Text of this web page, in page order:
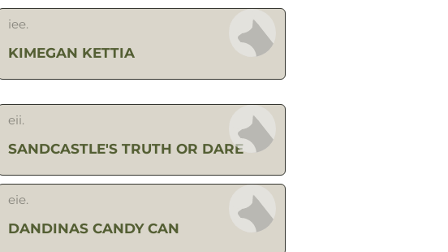
iee.
KIMEGAN KETTIA
eii.
SANDCASTLE'S TRUTH OR DARE
eie.
DANDINAS CANDY CAN